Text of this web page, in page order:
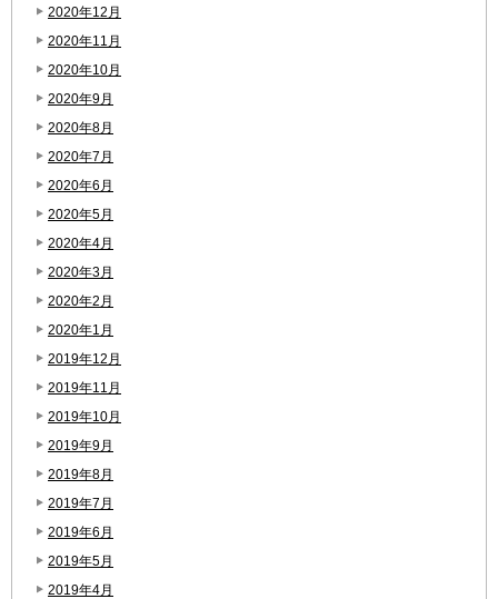
2020年12月
2020年11月
2020年10月
2020年9月
2020年8月
2020年7月
2020年6月
2020年5月
2020年4月
2020年3月
2020年2月
2020年1月
2019年12月
2019年11月
2019年10月
2019年9月
2019年8月
2019年7月
2019年6月
2019年5月
2019年4月